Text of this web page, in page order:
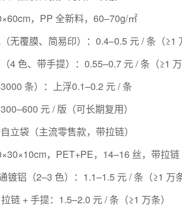
，PP 全新料，60–70g/㎡
无覆膜、简易印）：0.4–0.5 元 / 条（≥1
4 色、带手提）：0.55–0.7 元 / 条（≥1 万
条）：上浮0.1–0.2 元 / 条
元 / 版（可长期复用）
立袋（主流零售款，带拉链）
，PET+PE，14–16 丝，带拉链
镀铝（2–3 色）：1.1–1.5 元 / 条（≥1 万条
链 + 手提：1.5–2.0 元 / 条（≥1 万条）